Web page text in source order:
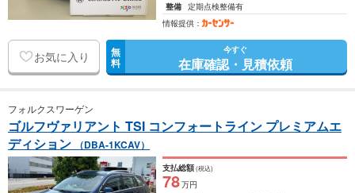
整備 定期点検整備有
情報提供：
お気に入り 無
料
今すぐ
在庫確認・見積依頼
フォルクスワーゲン
ゴルフヴァリアント TSI コンフォートライン プレミアムエ
ディション
（DBA-1KCAV）
支払総額(税込)
78万円